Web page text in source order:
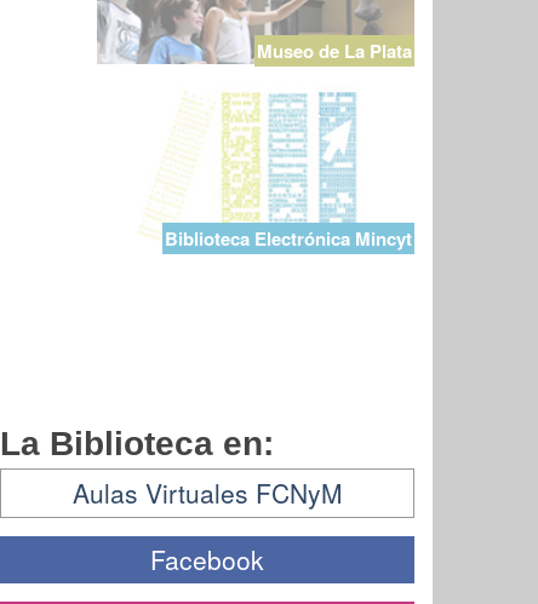
Museo de La Plata
Biblioteca Electrónica Mincyt
La Biblioteca en:
Aulas Virtuales FCNyM
Facebook